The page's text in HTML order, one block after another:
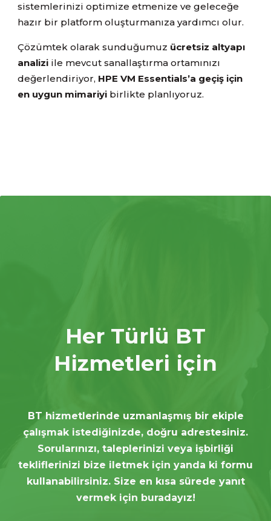
sistemlerinizi optimize etmenize ve geleceğe
hazır bir platform oluşturmanıza yardımcı olur.
Çözümtek olarak sunduğumuz ücretsiz altyapı
analizi ile mevcut sanallaştırma ortamınızı
değerlendiriyor, HPE VM Essentials’a geçiş için
en uygun mimariyi birlikte planlıyoruz.
Her Türlü BT
Hizmetleri için
BT hizmetlerinde uzmanlaşmış bir ekiple
çalışmak istediğinizde, doğru adrestesiniz.
Sorularınızı, taleplerinizi veya işbirliği
tekliflerinizi bize iletmek için yanda ki formu
kullanabilirsiniz. Size en kısa sürede yanıt
vermek için buradayız!